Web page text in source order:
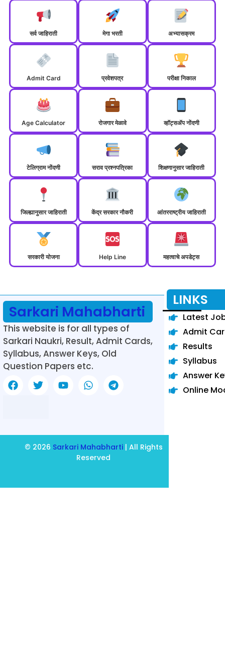
सर्व जाहिराती मेगा भरती अभ्यासक्रम
Admit Card प्रवेशपत्र परीक्षा निकाल
Age Calculator रोजगार मेळावे व्हॉट्सॲप नोंदणी
टेलिग्राम नोंदणी सराव प्रश्नपत्रिका शिक्षणानुसार जाहिराती
जिल्ह्यानुसार जाहिराती केंद्र सरकार नौकरी आंतरराष्ट्रीय जाहिराती
सरकारी योजना Help Line महत्वाचे अपडेट्स
Sarkari Mahabharti
This website is for all types of
Sarkari Naukri, Result, Admit Cards,
Syllabus, Answer Keys, Old
Question Papers etc.
LINKS
Latest
Admit
Results
Syllabus
Answer
Online
© 2026 Sarkari Mahabharti| All Rights
Reserved